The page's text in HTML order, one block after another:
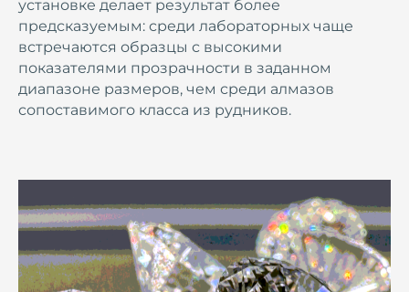
установке делает результат более
предсказуемым: среди лабораторных чаще
встречаются образцы с высокими
показателями прозрачности в заданном
диапазоне размеров, чем среди алмазов
сопоставимого класса из рудников.